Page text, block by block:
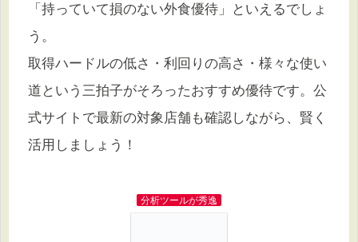
「持っていて損のない外食優待」といえるでしょ
う。
取得ハードルの低さ・利回りの高さ・様々な使い
道という三拍子がそろったおすすめ優待です。公
式サイトで最新の対象店舗も確認しながら、賢く
活用しましょう！
分析ツールが秀逸